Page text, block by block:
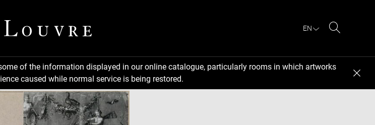
EN
of the information displayed in our online catalogue, particularly rooms in which artworks
caused while normal service is being restored.